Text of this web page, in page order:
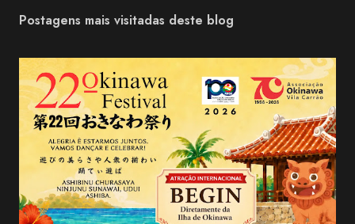
Postagens mais visitadas deste blog